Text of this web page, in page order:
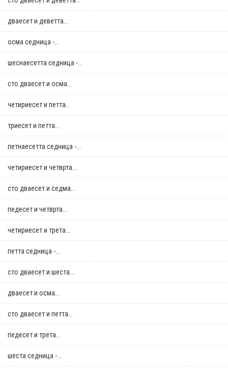
дваесет и деветта...
осма седница -...
шеснаесетта седница -...
сто дваесет и осма...
четириесет и петта...
триесет и петта...
петнаесетта седница -...
четириесет и четврта...
сто дваесет и седма...
педесет и четврта...
четириесет и трета...
петта седница -...
сто дваесет и шеста...
дваесет и осма...
сто дваесет и петта...
педесет и трета...
шеста седница -...